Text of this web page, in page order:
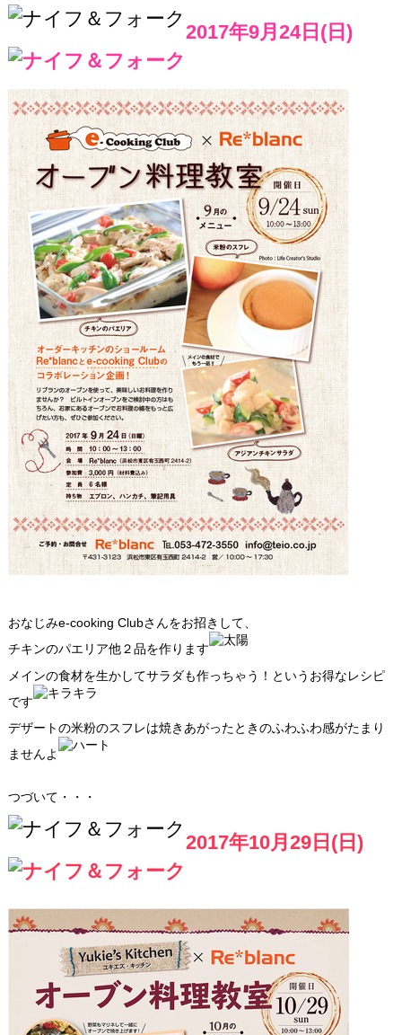
2017年9月24日(日)
おなじみe-cooking Clubさんをお招きして、
チキンのパエリア他２品を作ります
メインの食材を生かしてサラダも作っちゃう！というお得なレシピ
です
デザートの米粉のスフレは焼きあがったときのふわふわ感がたまり
ませんよ
つづいて・・・
2017年10月29日(日)